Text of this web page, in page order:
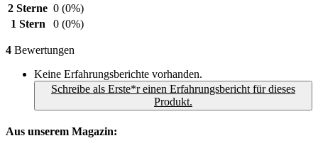
2 Sterne 0 (0%)
1 Stern
0 (0%)
4 Bewertungen
Keine Erfahrungsberichte vorhanden.
Schreibe als Erste*r einen Erfahrungsbericht für dieses
Produkt.
Aus unserem Magazin: